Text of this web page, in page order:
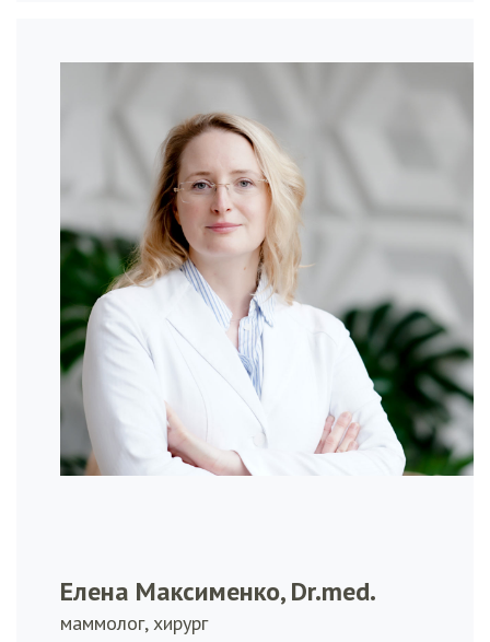
Елена Максименко, Dr.med.
маммолог, хирург